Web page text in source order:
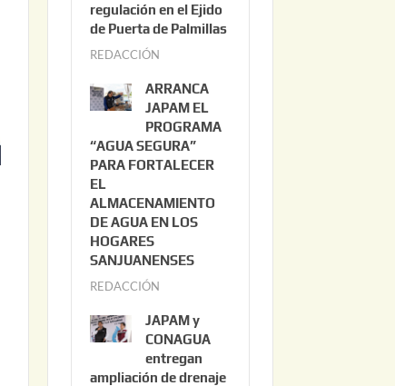
o
3
2
0
2
6
regulación en el Ejido
de Puerta de Palmillas
REDACCIÓN
l
i
o
2
0
ARRANCA
JAPAM EL
PROGRAMA
“AGUA SEGURA”
PARA FORTALECER
EL
ALMACENAMIENTO
DE AGUA EN LOS
HOGARES
SANJUANENSES
REDACCIÓN
l
i
o
JAPAM y
CONAGUA
entregan
ampliación de drenaje